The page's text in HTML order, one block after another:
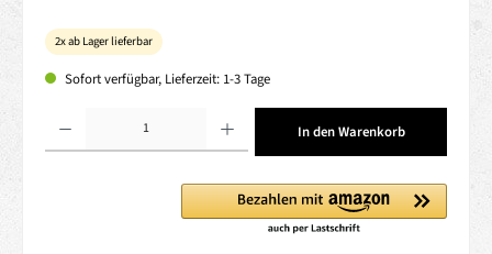
2x ab Lager lieferbar
Sofort verfügbar, Lieferzeit: 1-3 Tage
In den Warenkorb